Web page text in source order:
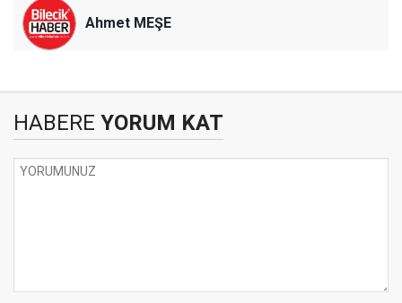
Ahmet MEŞE
HABERE YORUM KAT